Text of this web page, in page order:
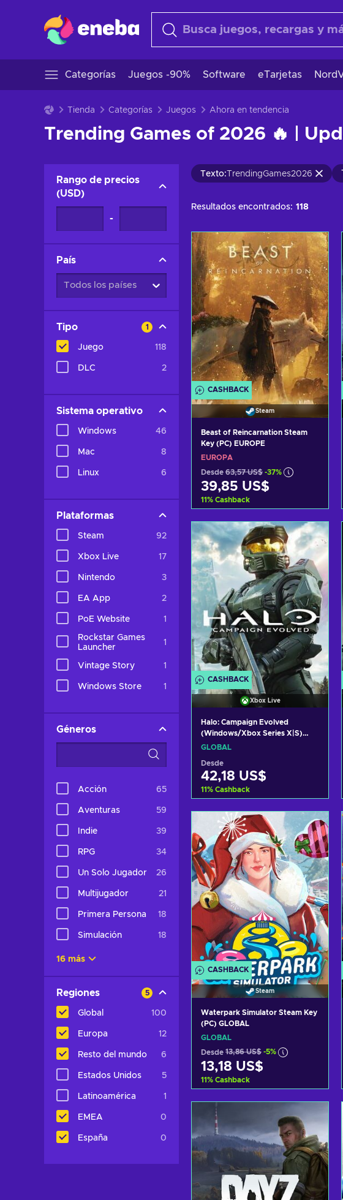
Categorías Juegos -90% Software eTarjetas
Tienda Categorías Juegos Ahora en tendencia
Trending Games of 2026 🔥 |
Rango de precios
(USD)
-
País
Todos los países
Tipo 1
Juego 118
DLC 2
Sistema operativo
Windows 46
Mac 8
Linux 6
Plataformas
Steam 92
Xbox Live 17
Nintendo 3
EA App 2
PoE Website 1
Rockstar Games
Launcher
1
Vintage Story 1
Windows Store 1
Géneros
Acción 65
Aventuras 59
Indie 39
RPG 34
Un Solo Jugador 26
Multijugador 21
Primera Persona 18
Simulación 18
16 más
Regiones 5
Global 100
Europa 12
Resto del mundo 6
Estados Unidos 5
Latinoamérica 1
EMEA 0
España 0
Texto: TrendingGames2026
Resultados encontrados: 118
CASHBACK
Steam
Beast of Reincarnation Steam
Key (PC) EUROPE
EUROPA
Desde 63,57 US$ -37%
39,85 US$
11% Cashback
Añadir al carrito
Ver ofertas
CASHBACK
Xbox Live
Halo: Campaign Evolved
(Windows/Xbox Series X|S)
XBOX LIVE Key GLOBAL
GLOBAL
Desde
42,18 US$
11% Cashback
Añadir al carrito
Ver ofertas
CASHBACK
Steam
Waterpark Simulator Steam Key
(PC) GLOBAL
GLOBAL
Desde 13,86 US$ -5%
13,18 US$
11% Cashback
Añadir al carrito
Ver ofertas